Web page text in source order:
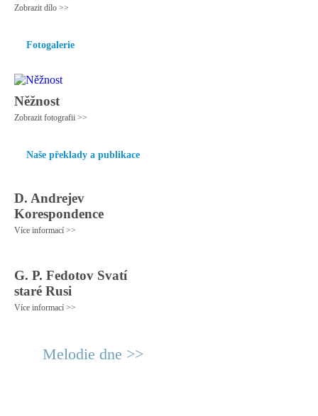
Zobrazit dílo >>
Fotogalerie
Něžnost
Zobrazit fotografii >>
Naše překlady a publikace
D. Andrejev
Korespondence
Více informací >>
G. P. Fedotov Svatí
staré Rusi
Více informací >>
Melodie dne >>